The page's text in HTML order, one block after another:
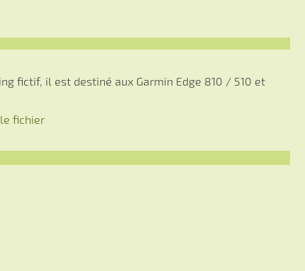
fictif, il est destiné aux Garmin Edge 810 / 510 et
fichier